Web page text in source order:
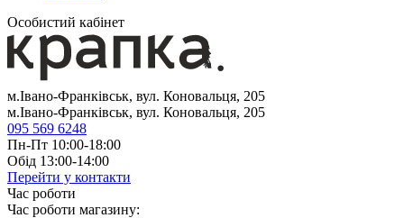
Особистий кабінет
м.Івано-Франківськ, вул. Коновальця, 205
м.Івано-Франківськ, вул. Коновальця, 205
095 569 6248
Пн-Пт 10:00-18:00
Обід 13:00-14:00
Перейти у контакти
Час роботи
Час роботи магазину: